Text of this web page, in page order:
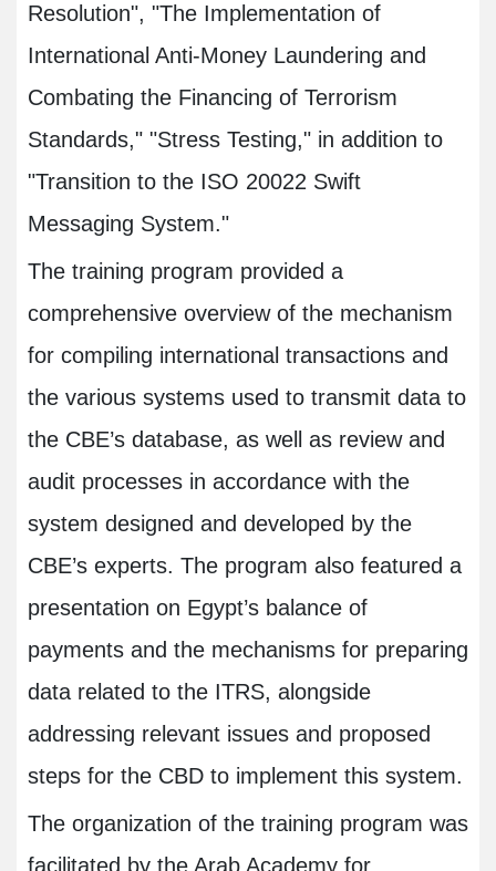
Resolution", "The Implementation of
International Anti-Money Laundering and
Combating the Financing of Terrorism
Standards," "Stress Testing," in addition to
"Transition to the ISO 20022 Swift
Messaging System."
The training program provided a
comprehensive overview of the mechanism
for compiling international transactions and
the various systems used to transmit data to
the CBE’s database, as well as review and
audit processes in accordance with the
system designed and developed by the
CBE’s experts. The program also featured a
presentation on Egypt’s balance of
payments and the mechanisms for preparing
data related to the ITRS, alongside
addressing relevant issues and proposed
steps for the CBD to implement this system.
The organization of the training program was
facilitated by the Arab Academy for